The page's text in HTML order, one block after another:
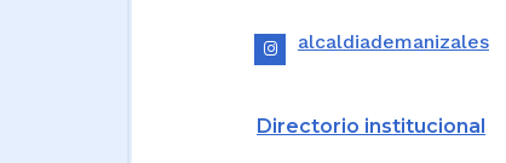
alcaldiademanizales
Directorio institucional